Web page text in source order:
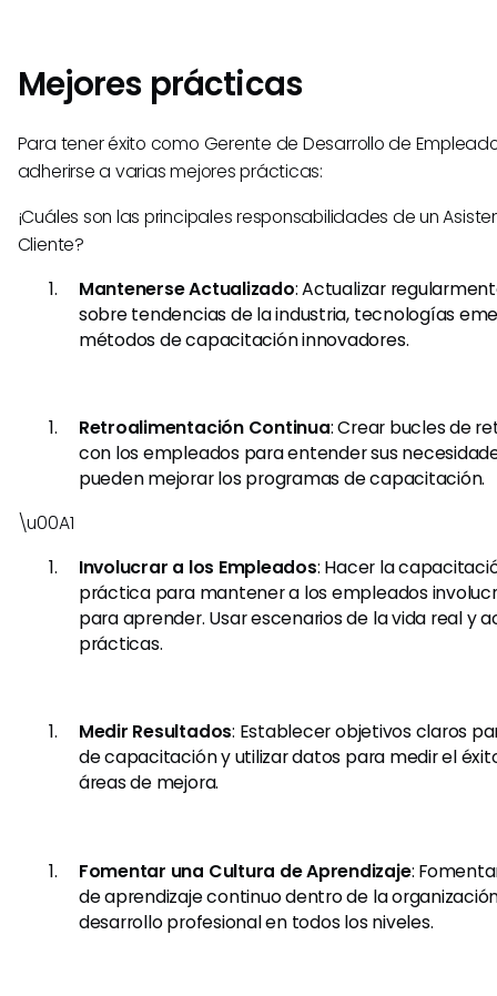
Mejores prácticas
Para tener éxito como Gerente de Desarrollo de
adherirse a varias mejores prácticas:
¡Cuáles son las principales responsabilidades de un
Cliente?
Mantenerse Actualizado: Actualizar
sobre tendencias de la industria, tecnologías
métodos de capacitación innovadores.
Retroalimentación Continua: Crear bucles de
con los empleados para entender sus
pueden mejorar los programas de capacitación.
\u00A1
Involucrar a los Empleados: Hacer la
práctica para mantener a los empleados
para aprender. Usar escenarios de la vida real y
prácticas.
Medir Resultados: Establecer objetivos claros
de capacitación y utilizar datos para medir el
áreas de mejora.
Fomentar una Cultura de Aprendizaje:
de aprendizaje continuo dentro de la
desarrollo profesional en todos los niveles.